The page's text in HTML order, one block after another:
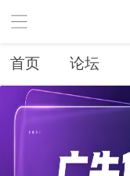
首页 论坛